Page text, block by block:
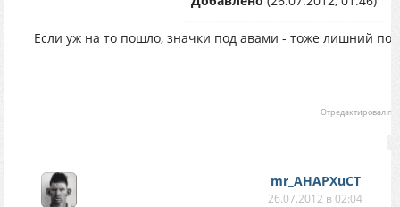
---------------------------------------------
Если уж на то пошло, значки под авами - тоже лишний
Отредактировал
mr_AHAPXuCT
26.07.2012 в 02:04